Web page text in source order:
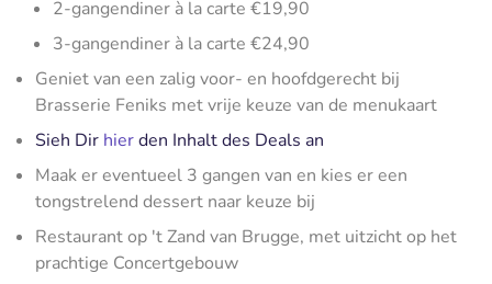
2-gangendiner à la carte €19,90
3-gangendiner à la carte €24,90
Geniet van een zalig voor- en hoofdgerecht bij
Brasserie Feniks met vrije keuze van de menukaart
Sieh Dir hierden Inhalt des Deals an
Maak er eventueel 3 gangen van en kies er een
tongstrelend dessert naar keuze bij
Restaurant op 't Zand van Brugge, met uitzicht op het
prachtige Concertgebouw